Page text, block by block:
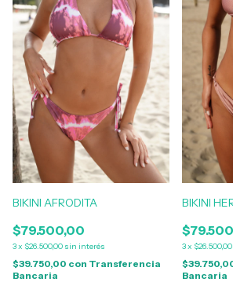
BIKINI AFRODITA
$79.500,00
3x $26.500,00 sin interés
$39.750,00 con Transferencia
Bancaria
BIKINI
3x $26.500,00
Bancaria